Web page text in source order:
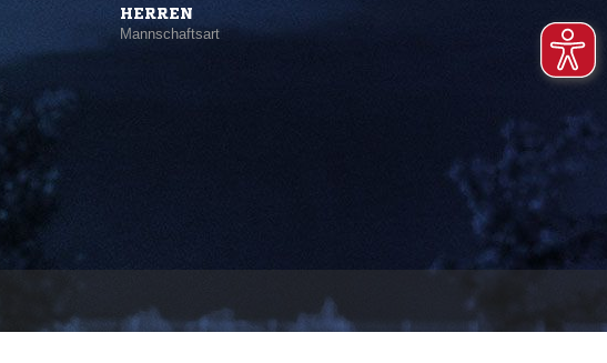
HERREN
Mannschaftsart